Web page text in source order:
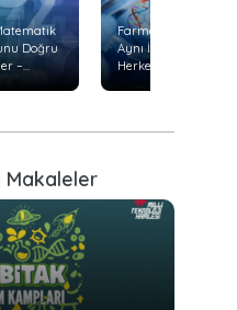
Doğru
–
Farmakogenetik:
Aynı İlaç Neden
Herkeste Aynı
Makaleler